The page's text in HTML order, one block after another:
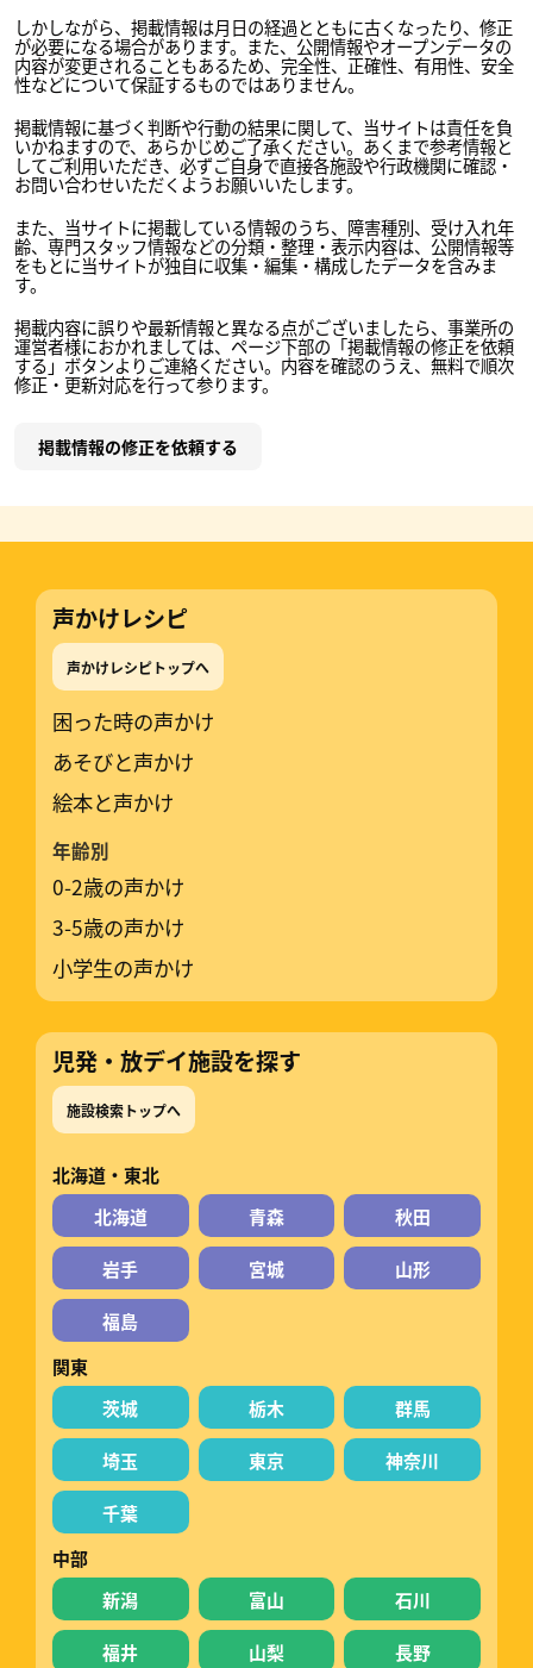
しかしながら、掲載情報は月日の経過とともに古くなったり、修正
が必要になる場合があります。また、公開情報やオープンデータの
内容が変更されることもあるため、完全性、正確性、有用性、安全
性などについて保証するものではありません。
掲載情報に基づく判断や行動の結果に関して、当サイトは責任を負
いかねますので、あらかじめご了承ください。あくまで参考情報と
してご利用いただき、必ずご自身で直接各施設や行政機関に確認・
お問い合わせいただくようお願いいたします。
また、当サイトに掲載している情報のうち、障害種別、受け入れ年
齢、専門スタッフ情報などの分類・整理・表示内容は、公開情報等
をもとに当サイトが独自に収集・編集・構成したデータを含みま
す。
掲載内容に誤りや最新情報と異なる点がございましたら、事業所の
運営者様におかれましては、ページ下部の「掲載情報の修正を依頼
する」ボタンよりご連絡ください。内容を確認のうえ、無料で順次
修正・更新対応を行って参ります。
掲載情報の修正を依頼する
声かけレシピ
声かけレシピトップへ
困った時の声かけ
あそびと声かけ
絵本と声かけ
年齢別
0-2歳の声かけ
3-5歳の声かけ
小学生の声かけ
児発・放デイ施設を探す
施設検索トップへ
北海道・東北
北海道
青森 秋田
岩手 宮城 山形
福島
関東
茨城
栃木 群馬
埼玉 東京 神奈川
千葉
中部
新潟
富山 石川
福井 山梨 長野